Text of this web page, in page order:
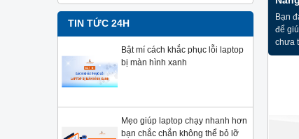
TIN TỨC 24H
Bật mí cách khắc phục lỗi laptop
bị màn hình xanh
Mẹo giúp laptop chạy nhanh hơn
bạn chắc chắn không thể bỏ lỡ
Bạn
để
chưa